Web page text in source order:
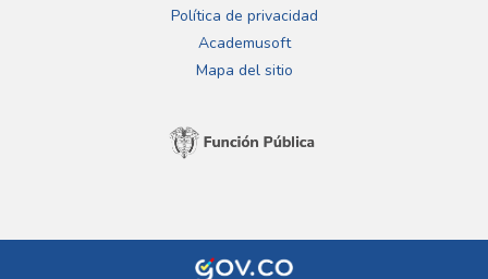
Política de privacidad
Academusoft
Mapa del sitio